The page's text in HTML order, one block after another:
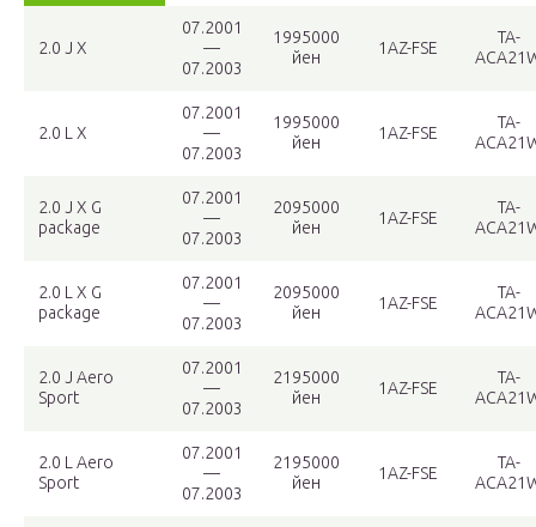
2.0 J X
07.2001
—
07.2003
1995000
йен
1AZ-FSE
TA-
2.0 L X
07.2001
—
07.2003
1995000
йен
1AZ-FSE
TA-
2.0 J X G
package
07.2001
—
07.2003
2095000
йен
1AZ-FSE
TA-
2.0 L X G
package
07.2001
—
07.2003
2095000
йен
1AZ-FSE
TA-
2.0 J Aero
Sport
07.2001
—
07.2003
2195000
йен
1AZ-FSE
TA-
2.0 L Aero
Sport
07.2001
—
07.2003
2195000
йен
1AZ-FSE
TA-